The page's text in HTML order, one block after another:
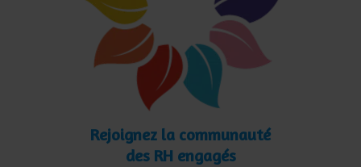
Rejoignez la communauté
des RH engagés